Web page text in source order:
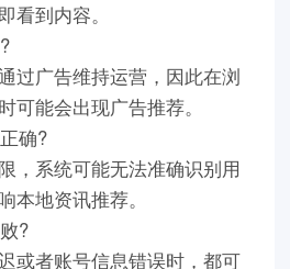
看到内容。
过广告维持运营，因此在浏
可能会出现广告推荐。
确?
，系统可能无法准确识别用
本地资讯推荐。
?
或者账号信息错误时，都可